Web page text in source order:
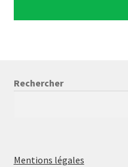
Rechercher
Mentions légales